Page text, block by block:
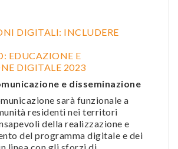
DIGITALI: INCLUDERE
EDUCAZIONE E
DIGITALE 2023
e disseminazione
sarà funzionale a
residenti nei territori
della realizzazione e
del programma digitale e dei